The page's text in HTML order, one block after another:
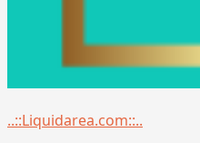
Menu
..::Liquidarea.com::..